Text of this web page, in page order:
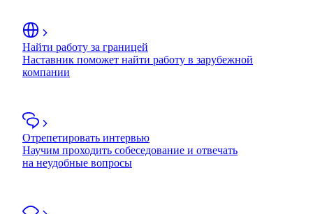
Найти работу за границей
Наставник поможет найти работу в зарубежной
компании
Отрепетировать интервью
Научим проходить собеседование и отвечать
на неудобные вопросы